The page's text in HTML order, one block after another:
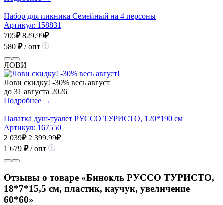
Набор для пикника Семейный на 4 персоны
Артикул: 158831
705₽ 829.99₽
580 ₽/ опт
ЛОВИ
Лови скидку! -30% весь август!
до 31 августа 2026
Подробнее →
Палатка душ-туалет РУССО ТУРИСТО, 120*190 см
Артикул: 167550
2 039₽ 2 399.99₽
1 679 ₽/ опт
Отзывы о товаре «Бинокль РУССО ТУРИСТО,
18*7*15,5 см, пластик, каучук, увеличение
60*60»